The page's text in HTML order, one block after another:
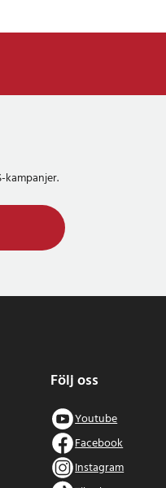
kampanjer.
Följ oss
Youtube
Facebook
Instagram